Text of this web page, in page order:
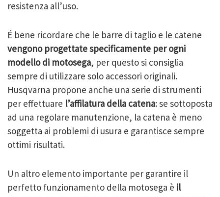
resistenza all’uso.
É bene ricordare che le barre di taglio e le catene
vengono progettate specificamente per ogni
modello di motosega, per questo si consiglia
sempre di utilizzare solo accessori originali.
Husqvarna propone anche una serie di strumenti
per effettuare l’affilatura della catena: se sottoposta
ad una regolare manutenzione, la catena è meno
soggetta ai problemi di usura e garantisce sempre
ottimi risultati.
Un altro elemento importante per garantire il
perfetto funzionamento della motosega è il